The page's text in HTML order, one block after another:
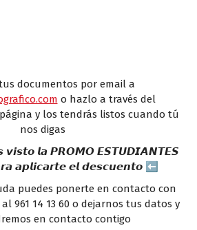
documentos por email a
o hazlo a través del
y los tendrás listos cuando tú
nos digas
𝙫𝙞𝙨𝙩𝙤 𝙡𝙖 𝙋𝙍𝙊𝙈𝙊 𝙀𝙎𝙏𝙐𝘿𝙄𝘼𝙉𝙏𝙀𝙎
𝙖𝙥𝙡𝙞𝙘𝙖𝙧𝙩𝙚 𝙚𝙡 𝙙𝙚𝙨𝙘𝙪𝙚𝙣𝙩𝙤 ⬅
puedes ponerte en contacto con
961 14 13 60 o dejarnos tus datos y
en contacto contigo